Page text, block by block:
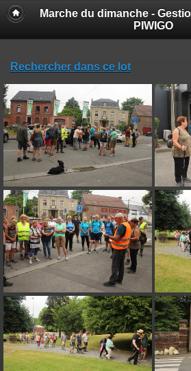
Marche du dimanche -
PIWIGO
Rechercher dans ce lot